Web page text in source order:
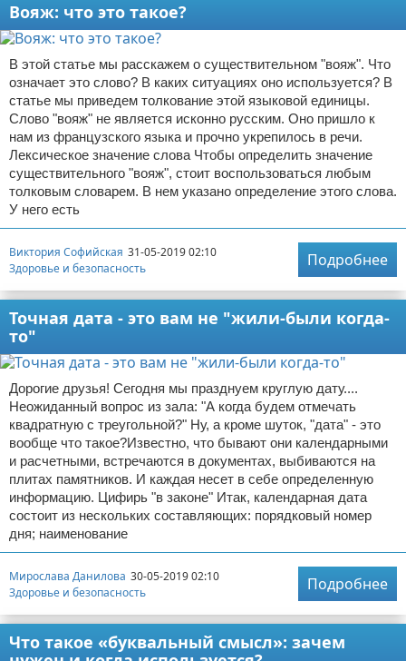
Вояж: что это такое?
В этой статье мы расскажем о существительном "вояж". Что
означает это слово? В каких ситуациях оно используется? В
статье мы приведем толкование этой языковой единицы.
Слово "вояж" не является исконно русским. Оно пришло к
нам из французского языка и прочно укрепилось в речи.
Лексическое значение слова Чтобы определить значение
существительного "вояж", стоит воспользоваться любым
толковым словарем. В нем указано определение этого слова.
У него есть
Виктория Софийская 31-05-2019 02:10
Здоровье и безопасность
Подробнее
Точная дата - это вам не "жили-были когда-
то"
Дорогие друзья! Сегодня мы празднуем круглую дату....
Неожиданный вопрос из зала: "А когда будем отмечать
квадратную с треугольной?" Ну, а кроме шуток, "дата" - это
вообще что такое?Известно, что бывают они календарными
и расчетными, встречаются в документах, выбиваются на
плитах памятников. И каждая несет в себе определенную
информацию. Цифирь "в законе" Итак, календарная дата
состоит из нескольких составляющих: порядковый номер
дня; наименование
Мирослава Данилова 30-05-2019 02:10
Здоровье и безопасность
Подробнее
Что такое «буквальный смысл»: зачем